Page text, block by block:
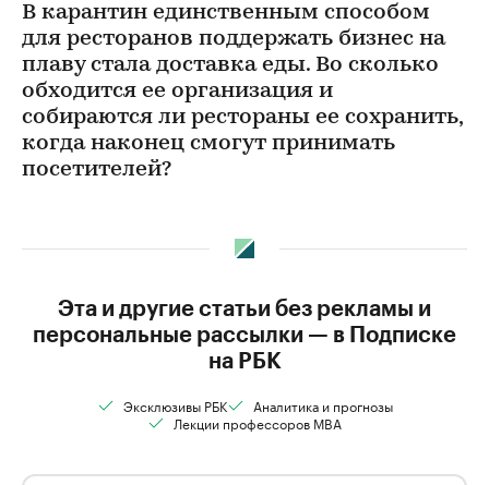
В карантин единственным способом
для ресторанов поддержать бизнес на
плаву стала доставка еды. Во сколько
обходится ее организация и
собираются ли рестораны ее сохранить,
когда наконец смогут принимать
посетителей?
Эта и другие статьи без рекламы и
персональные рассылки — в Подписке
на РБК
Эксклюзивы РБК
Аналитика и прогнозы
Лекции профессоров MBA